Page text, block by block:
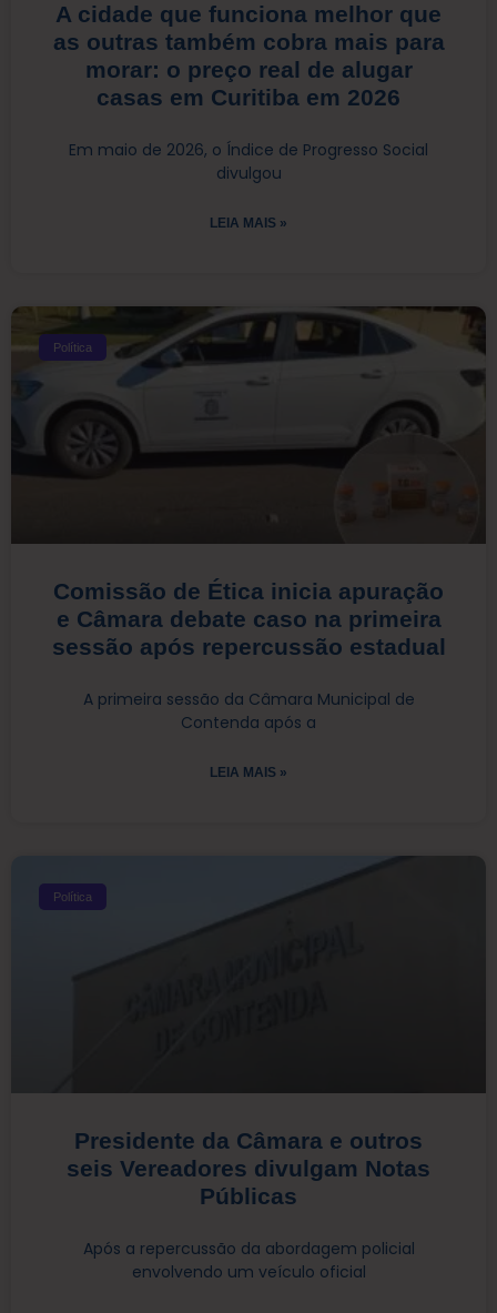
A cidade que funciona melhor que
as outras também cobra mais para
morar: o preço real de alugar
casas em Curitiba em 2026
Em maio de 2026, o Índice de Progresso Social
divulgou
LEIA MAIS »
Política
Comissão de Ética inicia apuração
e Câmara debate caso na primeira
sessão após repercussão estadual
A primeira sessão da Câmara Municipal de
Contenda após a
LEIA MAIS »
Política
Presidente da Câmara e outros
seis Vereadores divulgam Notas
Públicas
Após a repercussão da abordagem policial
envolvendo um veículo oficial